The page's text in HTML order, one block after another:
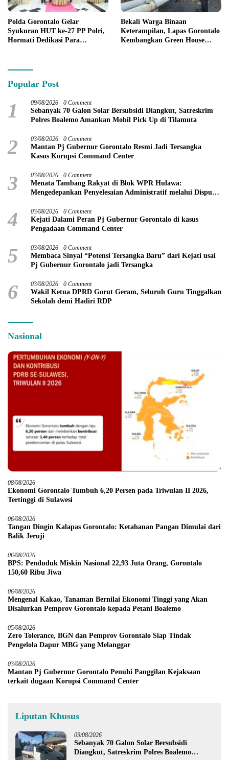
Polda Gorontalo Gelar
Syukuran HUT ke-27 PP Polri,
Hormati Dedikasi Para
Bekali Warga Binaan
Keterampilan, Lapas Gorontalo
Kembangkan Green House
Popular Post
1 09/08/2026 0 Comment
Sebanyak 70 Galon Solar Bersubsidi Diangkut, Satreskrim
Polres Boalemo Amankan Mobil Pick Up di Tilamuta
2 03/08/2026 0 Comment
Mantan Pj Gubernur Gorontalo Resmi Jadi Tersangka
Kasus Korupsi Command Center
3 03/08/2026 0 Comment
Menata Tambang Rakyat di Blok WPR Hulawa:
Mengedepankan Penyelesaian Administratif melalui Dispute
4 03/08/2026 0 Comment
Kejati Dalami Peran Pj Gubernur Gorontalo di kasus
Pengadaan Command Center
5 03/08/2026 0 Comment
Membaca Sinyal “Potensi Tersangka Baru” dari Kejati usai
Pj Gubernur Gorontalo jadi Tersangka
6 03/08/2026 0 Comment
Wakil Ketua DPRD Gorut Geram, Seluruh Guru Tinggalkan
Sekolah demi Hadiri RDP
Nasional
08/08/2026
Ekonomi Gorontalo Tumbuh 6,20 Persen pada Triwulan II 2026,
Tertinggi di Sulawesi
06/08/2026
Tangan Dingin Kalapas Gorontalo: Ketahanan Pangan Dimulai dari
Balik Jeruji
06/08/2026
BPS: Penduduk Miskin Nasional 22,93 Juta Orang, Gorontalo
150,60 Ribu Jiwa
06/08/2026
Mengenal Kakao, Tanaman Bernilai Ekonomi Tinggi yang Akan
Disalurkan Pemprov Gorontalo kepada Petani Boalemo
05/08/2026
Zero Tolerance, BGN dan Pemprov Gorontalo Siap Tindak
Pengelola Dapur MBG yang Melanggar
03/08/2026
Mantan Pj Gubernur Gorontalo Penuhi Panggilan Kejaksaan
terkait dugaan Korupsi Command Center
Liputan Khusus
09/08/2026
Sebanyak 70 Galon Solar Bersubsidi
Diangkut, Satreskrim Polres Boalemo